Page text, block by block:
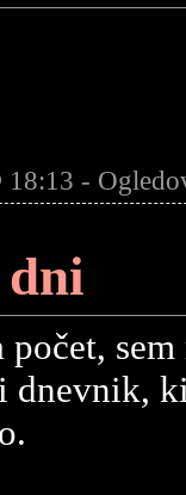
18:13 -
dni
dnevnik,